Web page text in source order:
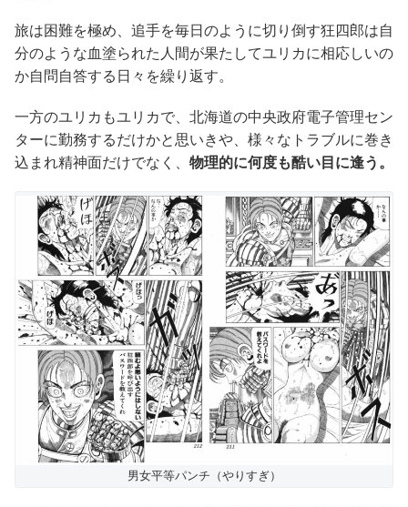
旅は困難を極め、追手を毎日のように切り倒す狂四郎は自
分のような血塗られた人間が果たしてユリカに相応しいの
か自問自答する日々を繰り返す。
一方のユリカもユリカで、北海道の中央政府電子管理セン
ターに勤務するだけかと思いきや、様々なトラブルに巻き
込まれ精神面だけでなく、 物理的に何度も酷い目に逢う。
男女平等パンチ（やりすぎ）